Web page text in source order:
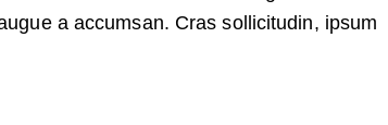
disminuir
a accumsan. Cras sollicitudin, ipsum